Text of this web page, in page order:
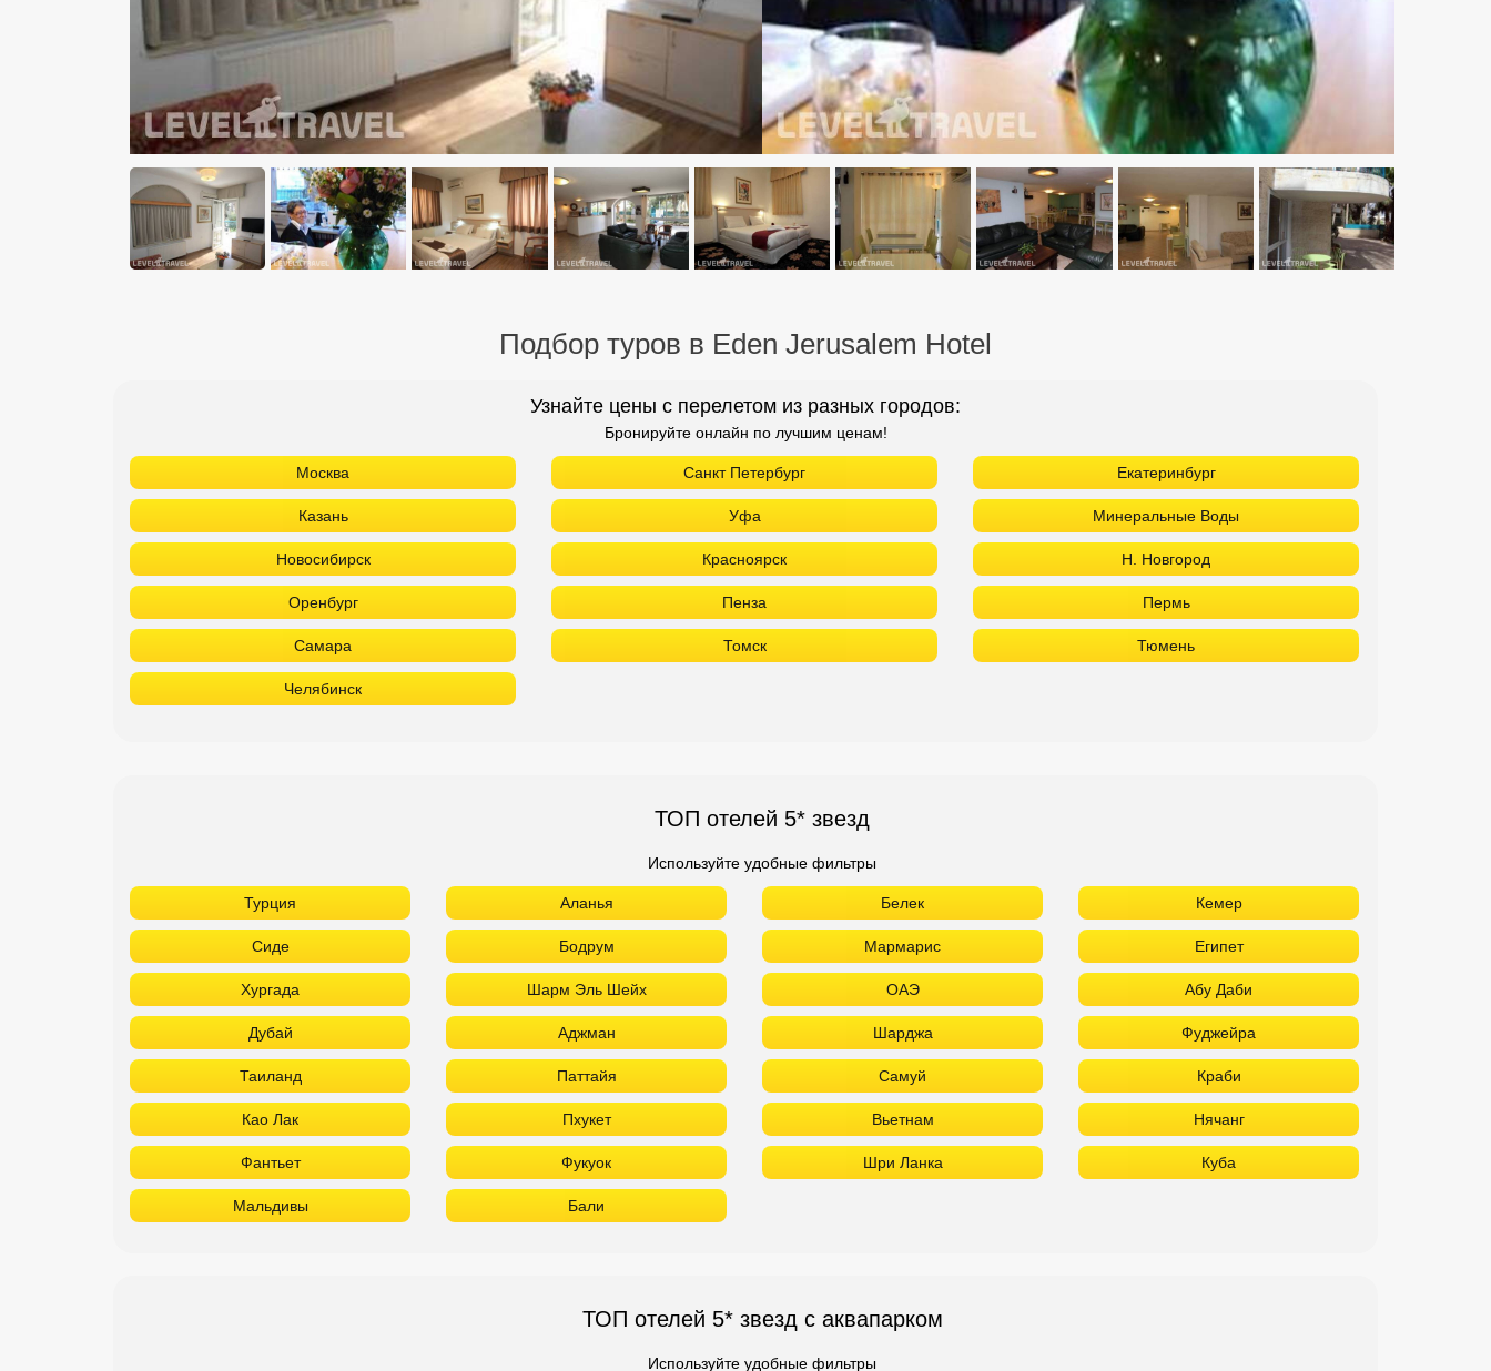
Подбор туров в Eden Jerusalem Hotel
Узнайте цены с перелетом из разных городов:
Бронируйте онлайн по лучшим ценам!
Москва Санкт Петербург Екатеринбург
Казань Уфа Минеральные Воды
Новосибирск Красноярск Н. Новгород
Оренбург Пенза Пермь
Самара Томск Тюмень
Челябинск
ТОП отелей 5* звезд
Используйте удобные фильтры
Турция Аланья Белек Кемер
Сиде Бодрум Мармарис Египет
Хургада Шарм Эль Шейх ОАЭ Абу Даби
Дубай Аджман Шарджа Фуджейра
Таиланд Паттайя Самуй Краби
Као Лак Пхукет Вьетнам Нячанг
Фантьет Фукуок Шри Ланка Куба
Мальдивы Бали
ТОП отелей 5* звезд с аквапарком
Используйте удобные фильтры